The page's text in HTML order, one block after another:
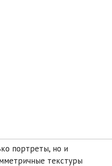
портреты, но и
текстуры